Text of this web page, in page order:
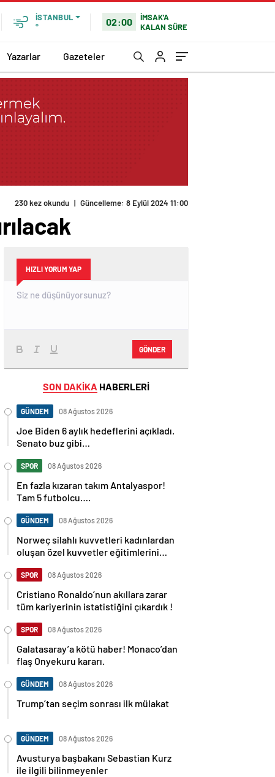
İSTANBUL
°
02:00
İMSAK'A
KALAN SÜRE
Yazarlar Gazeteler
230 kez okundu | Güncelleme: 8 Eylül 2024 11:00
HIZLI YORUM YAP
GÖNDER
SON DAKİKA HABERLERİ
GÜNDEM 08 Ağustos 2026
Joe Biden 6 aylık hedeflerini açıkladı.
Senato buz gibi…
SPOR 08 Ağustos 2026
En fazla kızaran takım Antalyaspor!
Tam 5 futbolcu….
GÜNDEM 08 Ağustos 2026
Norweç silahlı kuvvetleri kadınlardan
oluşan özel kuvvetler eğitimlerini
SPOR 08 Ağustos 2026
Cristiano Ronaldo’nun akıllara zarar
tüm kariyerinin istatistiğini çıkardık !
SPOR 08 Ağustos 2026
Galatasaray’a kötü haber! Monaco’dan
flaş Onyekuru kararı.
GÜNDEM 08 Ağustos 2026
Trump’tan seçim sonrası ilk mülakat
GÜNDEM 08 Ağustos 2026
Avusturya başbakanı Sebastian Kurz
ile ilgili bilinmeyenler